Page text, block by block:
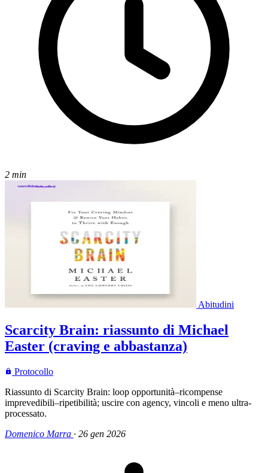
2 min
Abitudini
Scarcity Brain: riassunto di Michael
Easter (craving e abbastanza)
Protocollo
Riassunto di Scarcity Brain: loop opportunità–ricompense
imprevedibili–ripetibilità; uscire con agency, vincoli e meno ultra-
processato.
Domenico Marra · 26 gen 2026